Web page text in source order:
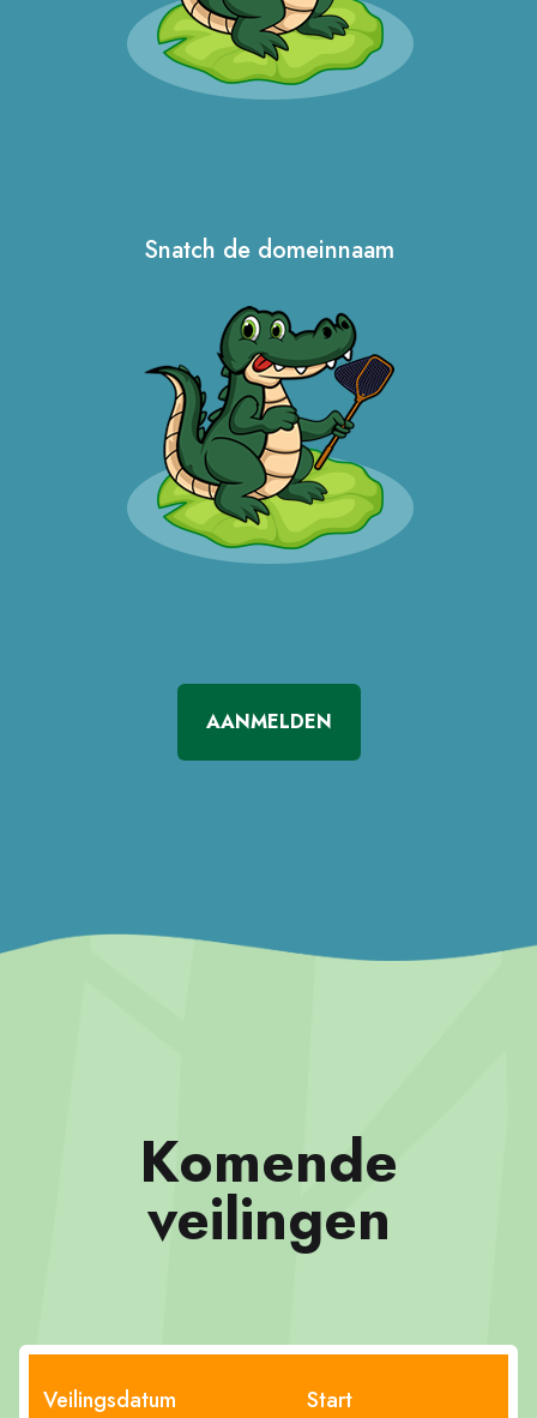
Snatch de domeinnaam
AANMELDEN
Komende
veilingen
Veilingsdatum Start